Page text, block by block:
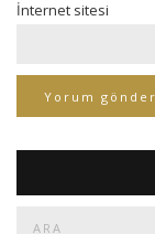
İnternet sitesi